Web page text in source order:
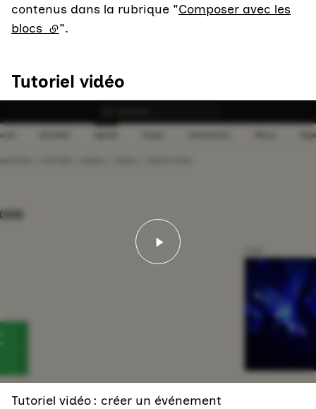
contenus dans la rubrique "Composer avec les
blocs (lien externe)
".
Tutoriel vidéo
Lancer la vidéo -
Tutoriel vidéo : créer un événement